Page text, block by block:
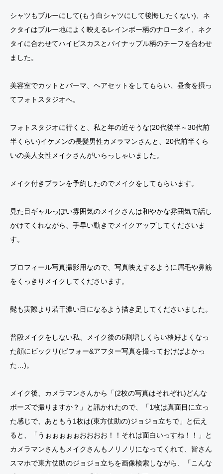
シャツもブルーにして(もう白シャツにして後悔したくない)、ネ
クタイはブルー地によく映えるレインボー柄のナロータイ、ネク
タイに合わせてハイビスカスとパイナップル柄のチーフを合わせ
ました。
美容室でカットとパーマ、ヘアセットをしてもらい、昼食を摂っ
てフォトスタジオへ。
フォトスタジオに行くと、私と年の近そうな(20代後半～30代前
半くらい)イケメンの長髪男性カメラマンさんと、20代前半くら
いの美人女性メイクさんがいらっしゃいました。
メイク付きプランを予約したのでメイクをしてもらいます。
見た目ギャルっぽい雰囲気のメイクさんは和やかな雰囲気で話し
かけてくれながら、手早い動きでメイクアップしてくださいま
す。
プロフィール写真撮影用なので、写真映えするように眉毛や鼻筋
をくっきりメイクしてくださいます。
髭も実際より若干濃い目になるよう描き足してくださいました。
普段メイクをしない私、メイク後の5割増しくらい格好よくなっ
た顔にビックリ(ビフォー&アフター写真を撮っておけばよかっ
た…)。
メイク後、カメラマンさんから「(2枚の写真はそれぞれ)どんな
ポーズで撮りますか？」と訊かれたので、「1枚は真面目に立っ
た感じで、あともう1枚は(東方仗助の)ジョジョ立ちで」と伝え
ると、「うぉぉぉぉぉおおおお！！それは面白いっすね！！」と
カメラマンさんもメイクさんもノリノリになってくれて、皆さん
スマホで東方仗助のジョジョ立ちを画像検索しながら、「こんな